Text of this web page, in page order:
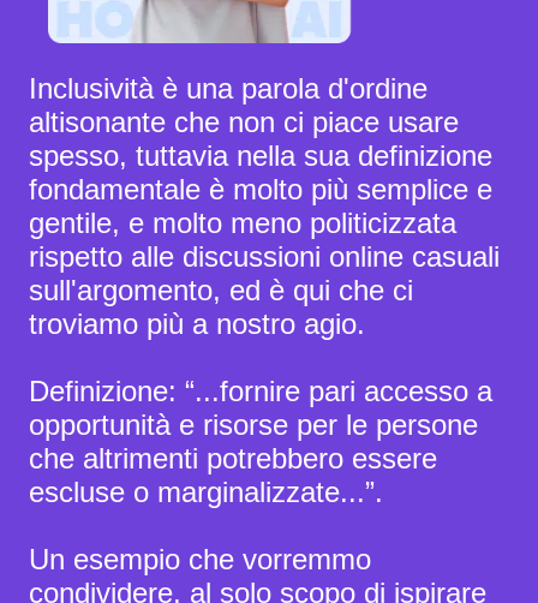
Inclusività è una parola d'ordine
altisonante che non ci piace usare
spesso, tuttavia nella sua definizione
fondamentale è molto più semplice e
gentile, e molto meno politicizzata
rispetto alle discussioni online casuali
sull'argomento, ed è qui che ci
troviamo più a nostro agio.
Definizione: “...fornire pari accesso a
opportunità e risorse per le persone
che altrimenti potrebbero essere
escluse o marginalizzate...”.
Un esempio che vorremmo
condividere, al solo scopo di ispirare